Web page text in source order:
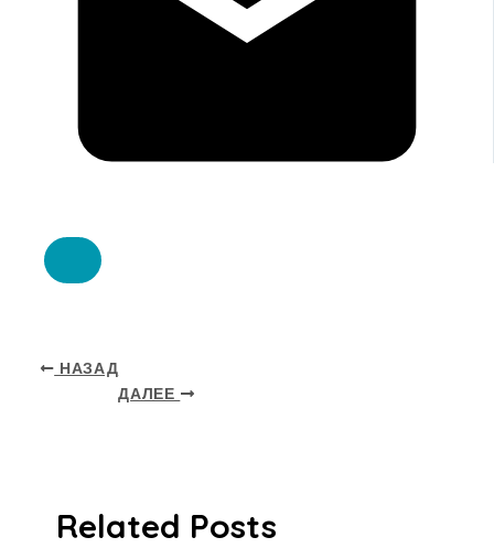
НАЗАД
ДАЛЕЕ
Related Posts